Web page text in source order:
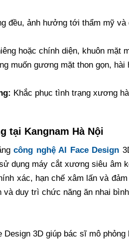
đều, ảnh hưởng tới thẩm mỹ và
hoặc chính diện, khuôn mặt
muốn gương mặt thon gọn, hài
Khắc phục tình trạng xương
tại Kangnam Hà Nội
công nghệ AI Face Design
dụng máy cắt xương siêu âm
xác, hạn chế xâm lấn và
và duy trì chức năng ăn nhai
Design 3D giúp bác sĩ mô phỏng